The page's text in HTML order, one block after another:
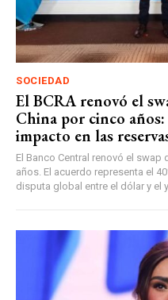
SOCIEDAD
El BCRA renovó el
China por cinco
impacto en las
El Banco Central renovó el
años. El acuerdo representa el
disputa global entre el dólar y el